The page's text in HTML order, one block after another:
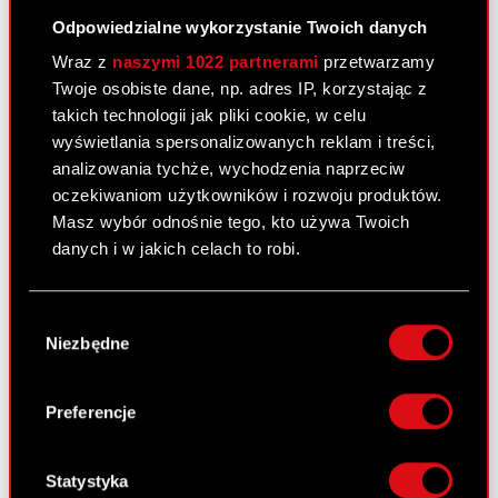
Odpowiedzialne wykorzystanie Twoich danych
Wraz z naszymi 1022 partnerami przetwarzamy
Twoje osobiste dane, np. adres IP, korzystając z
takich technologii jak pliki cookie, w celu
wyświetlania spersonalizowanych reklam i treści,
analizowania tychże, wychodzenia naprzeciw
oczekiwaniom użytkowników i rozwoju produktów.
Masz wybór odnośnie tego, kto używa Twoich
danych i w jakich celach to robi.
lokalizacji geograficznej z dokładnością nawet
Identyfikować Twoje urządzenie, aktywnie
analizując charakteryzującego je zbiory
palca)
zgody
Niezbędne
Preferencje
Statystyka
PDF Załącznik 2
Raport bieżący nr 18/2011
25 lutego 2011
PDF Nabycie aktywów znacznej wartości.
korekta
Otrzymanie zawiadomień, o których